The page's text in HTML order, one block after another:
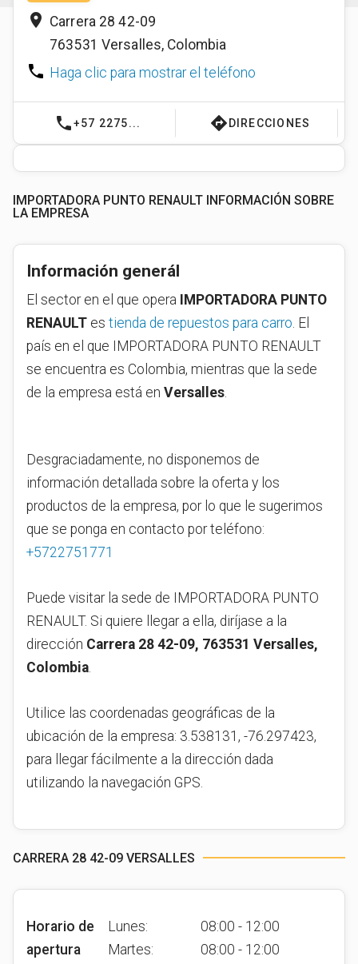
place Carrera 28 42-09
763531 Versalles, Colombia
phone Haga clic para mostrar el teléfono
phone+57 2275... directions DIRECCIONES
IMPORTADORA PUNTO RENAULT INFORMACIÓN SOBRE
LA EMPRESA
Información generál
El sector en el que opera
IMPORTADORA PUNTO
RENAULT es tienda de repuestos para carro. El
país en el que IMPORTADORA PUNTO RENAULT
se encuentra es Colombia, mientras que la sede
de la empresa está en Versalles.
Desgraciadamente, no disponemos de
información detallada sobre la oferta y los
productos de la empresa, por lo que le sugerimos
que se ponga en contacto por teléfono:
+5722751771
Puede visitar la sede de IMPORTADORA PUNTO
RENAULT. Si quiere llegar a ella, diríjase a la
dirección Carrera 28 42-09, 763531 Versalles,
Colombia
Utilice las coordenadas geográficas de la
ubicación de la empresa: 3.538131, -76.297423,
para llegar fácilmente a la dirección dada
utilizando la navegación GPS.
CARRERA 28 42-09 VERSALLES
Horario de
apertura
Lunes:
08:00 - 12:00
Martes:
08:00 - 12:00